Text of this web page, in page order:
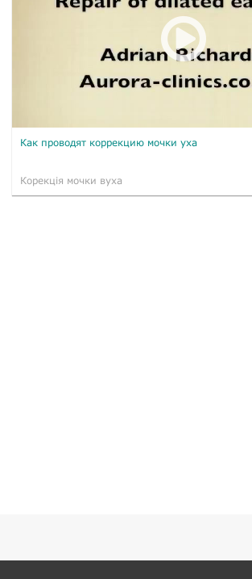
Как проводят коррекцию мочки уха
Корекція мочки вуха